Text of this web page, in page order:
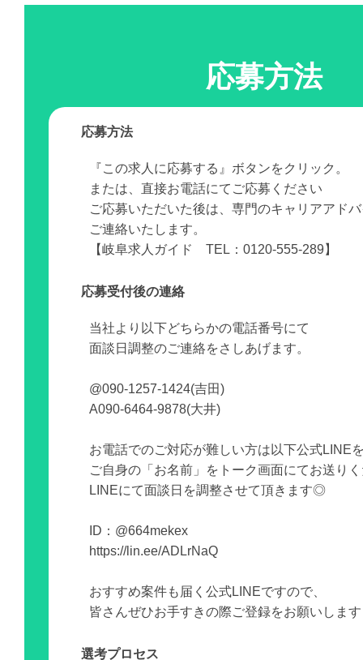
応募方法
応募方法
『この求人に応募する』ボタンをクリック。
または、直接お電話にてご応募ください
ご応募いただいた後は、専門のキャリアアド
ご連絡いたします。
【岐阜求人ガイド TEL：0120-555-289】
応募受付後の連絡
当社より以下どちらかの電話番号にて
面談日調整のご連絡をさしあげます。
@090-1257-1424(吉田)
A090-6464-9878(大井)
お電話でのご対応が難しい方は以下公式LINE
ご自身の「お名前」をトーク画面にてお送り
LINEにて面談日を調整させて頂きます◎
ID：@664mekex
https://lin.ee/ADLrNaQ
おすすめ案件も届く公式LINEですので、
皆さんぜひお手すきの際ご登録をお願いしま
選考プロセス